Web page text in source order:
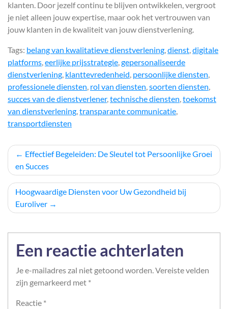
klanten. Door jezelf continu te blijven ontwikkelen, vergroot
je niet alleen jouw expertise, maar ook het vertrouwen van
jouw klanten in de kwaliteit van jouw dienstverlening.
Tags: belang van kwalitatieve dienstverlening,dienst,digitale
platforms,eerlijke prijsstrategie,gepersonaliseerde
dienstverlening, klanttevredenheid, persoonlijke diensten,
professionele diensten, rol van diensten,soorten diensten,
succes van de dienstverlener,technische diensten,toekomst
van dienstverlening,transparante communicatie,
transportdiensten
Berichtnavigatie
Effectief Begeleiden: De Sleutel tot Persoonlijke Groei
en Succes
Hoogwaardige Diensten voor Uw Gezondheid bij
Euroliver
Een reactie achterlaten
Je e-mailadres zal niet getoond worden.Vereiste velden
zijn gemarkeerd met *
Reactie *